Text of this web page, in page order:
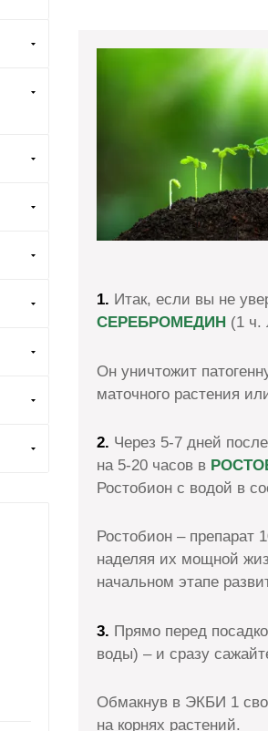
1. Итак, если вы не
СЕРЕБРОМЕДИН (1 ч.
Он уничтожит
маточного растения
2. Через 5-7 дней
на 5-20 часов в
Ростобион с водой в
Ростобион – препарат
наделяя их мощной
начальном этапе
3. Прямо перед
воды) – и сразу
Обмакнув в ЭКБИ 1
на корнях растений.